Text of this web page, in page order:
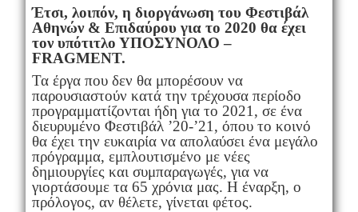
Έτσι, λοιπόν, η διοργάνωση του Φεστιβάλ
Αθηνών & Επιδαύρου για το 2020 θα έχει
τον υπότιτλο ΥΠΟΣΥΝΟΛΟ –
FRAGMENT.
Τα έργα που δεν θα μπορέσουν να
παρουσιαστούν κατά την τρέχουσα περίοδο
προγραμματίζονται ήδη για το 2021, σε ένα
διευρυμένο Φεστιβάλ ’20-’21, όπου το κοινό
θα έχει την ευκαιρία να απολαύσει ένα μεγάλο
πρόγραμμα, εμπλουτισμένο με νέες
δημιουργίες και συμπαραγωγές, για να
γιορτάσουμε τα 65 χρόνια μας. Η έναρξη, ο
πρόλογος, αν θέλετε, γίνεται φέτος.